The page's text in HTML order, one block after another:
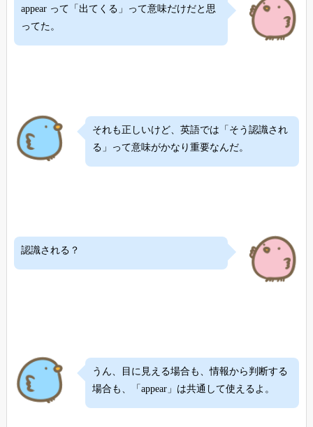
appear って「出てくる」って意味だけだと思
ってた。
それも正しいけど、英語では「そう認識され
る」って意味がかなり重要なんだ。
認識される？
うん、目に見える場合も、情報から判断する
場合も、「appear」は共通して使えるよ。